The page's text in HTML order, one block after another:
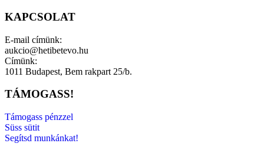
KAPCSOLAT
E-mail címünk:
aukcio@hetibetevo.hu
Címünk:
1011 Budapest, Bem rakpart 25/b.
TÁMOGASS!
Támogass pénzzel
Süss sütit
Segítsd munkánkat!